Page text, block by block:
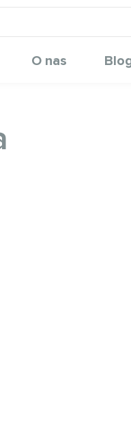
O nas